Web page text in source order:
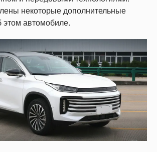
некоторые дополнительные
этом автомобиле.